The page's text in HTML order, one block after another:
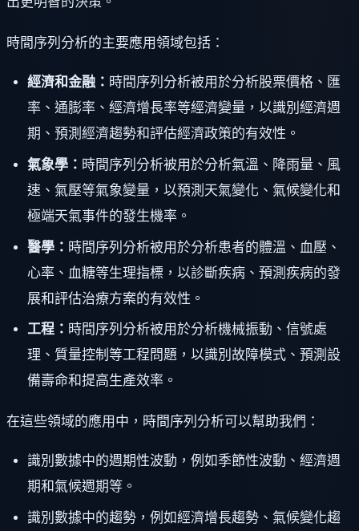
時間序列分析的主要應用領域包括：
經濟和金融： 時間序列分析被用於分析股票價格、匯
率、通膨率、經濟增長率等經濟變量，以識別經濟週
期、預測經濟趨勢和評估經濟政策的有效性。
氣象學： 時間序列分析被用於分析氣溫、降雨量、風
速、氣壓等氣象變量，以預測天氣變化、氣候變化和
極端天氣事件的發生機率。
醫學： 時間序列分析被用於分析患者的體溫、血壓、
心率、血糖等生理指標，以診斷疾病、預測疾病的發
展和評估治療方案的有效性。
工程： 時間序列分析被用於分析機械振動、信號處
理、質量控制等工程問題，以識別故障模式、預測設
備壽命和提高生產效率。
在這些領域的應用中，時間序列分析可以幫助我們：
識別數據中的週期性波動，例如季節性波動、經濟週
期和氣候週期等。
識別數據中的趨勢，例如經濟增長趨勢、氣候變化趨